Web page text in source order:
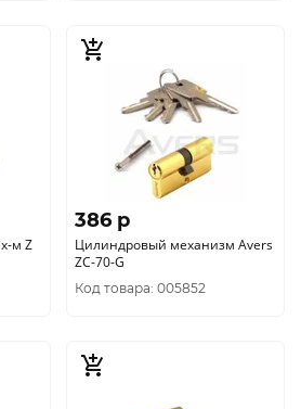
м Z
386 p
Цилиндровый механизм Avers
ZC-70-G
Код товара: 005852